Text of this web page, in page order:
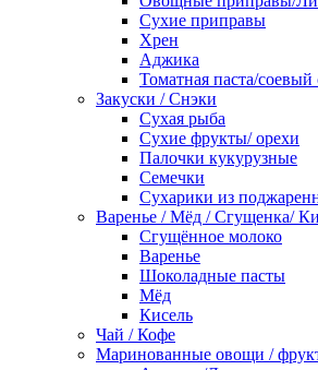
Сухие приправы
Хрен
Аджика
Томатная паста/
Закуски / Снэки
Сухая рыба
Сухие фрукты/ орехи
Палочки кукурузные
Семечки
Сухарики из
Варенье / Мёд / Сгущенка/
Сгущённое молоко
Варенье
Шоколадные пасты
Мёд
Кисель
Чай / Кофе
Маринованные овощи /